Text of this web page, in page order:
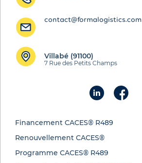
Financement CACES® R489
Renouvellement CACES®
Programme CACES® R489
contact@formalogistics.com
Villabé (91100)
7 Rue des Petits Champs